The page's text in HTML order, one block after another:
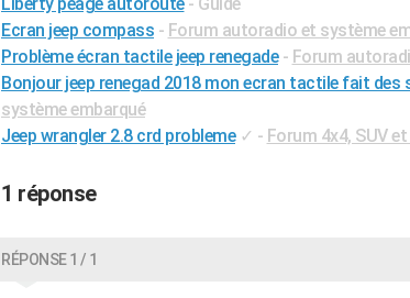
Ecran jeep compass - Forum autoradio et système
Problème écran tactile jeep renegade - Forum
Bonjour jeep renegad 2018 mon ecran tactile fait des
système embarqué
Jeep wrangler 2.8 crd probleme ✓ - Forum 4x4, SUV
1 réponse
RÉPONSE 1 / 1